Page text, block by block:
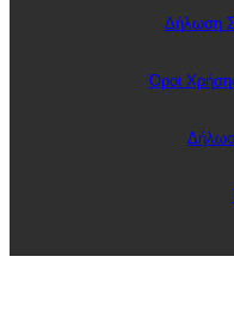
Δήλωση
Όροι